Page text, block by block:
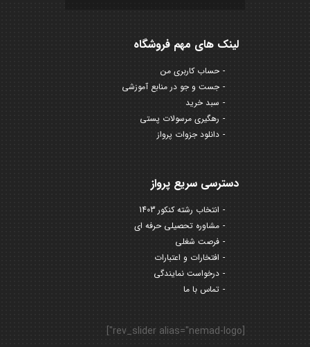
لینک های مهم فروشگاه
حساب کاربری من
جست و جو در منابع آموزشی
سبد خرید
رهگیری مرسولات پستی
دانلود جزوات پرواز
دسترسی سریع پرواز
انتخاب رشته کنکور 1403
مشاوره تحصیلی حرفه ای
فرصت شغلی
افتخارات و اعتبارات
درخواست نمایندگی
تماس با ما
[rev_slider alias="nemad-logo"]